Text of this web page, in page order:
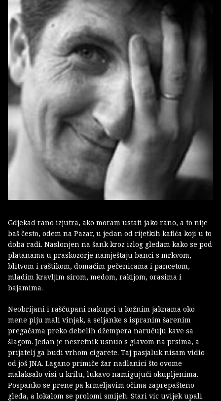
Gdjekad rano izjutra, ako moram ustati jako rano, a to nije
baš često, odem na Pazar, u jedan od rijetkih kafića koji u to
doba radi. Naslonjen na šank kroz izlog gledam kako se pod
platanama u praskozorje namještaju banci s mrkvom,
blitvom i raštikom, domaćim pečenicama i pancetom,
mladim kravljim sirom, medom, rakijom, orasima i
bajamima.
Neobrijani i raščupani nakupci u kožnim jaknama oko
mene piju mali vinjak, a seljanke s ispranim šarenim
pregačama preko debelih džempera naručuju kave sa
šlagom. Jedan je nesretnik usnuo s glavom na prsima, a
prijatelj ga budi vrhom cigarete. Taj pasjaluk nisam vidio
od još JNA. Lagano primiče žar nadlanici što ovome
malaksalo visi u krilu, lukavo namigujući okupljenima.
Pospanko se prene pa krmeljavim očima zaprepašteno
gleda, a lokalom se prolomi smijeh. Stari vic uvijek upali.